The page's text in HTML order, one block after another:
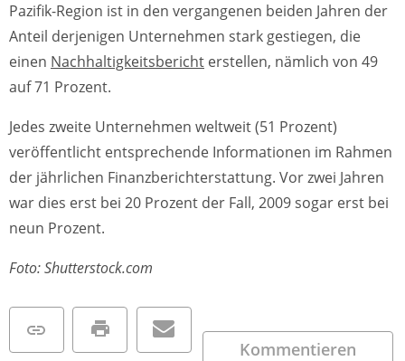
Pazifik-Region ist in den vergangenen beiden Jahren der
Anteil derjenigen Unternehmen stark gestiegen, die
einen Nachhaltigkeitsbericht erstellen, nämlich von 49
auf 71 Prozent.
Jedes zweite Unternehmen weltweit (51 Prozent)
veröffentlicht entsprechende Informationen im Rahmen
der jährlichen Finanzberichterstattung. Vor zwei Jahren
war dies erst bei 20 Prozent der Fall, 2009 sogar erst bei
neun Prozent.
Foto: Shutterstock.com
Kommentieren